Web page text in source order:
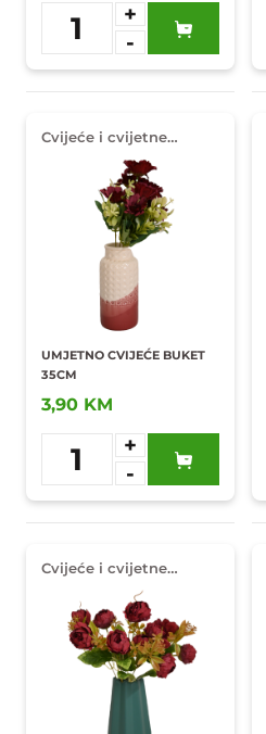
1
+
-
Dodaj u
omiljene
Cvijeće i cvijetne
UMJETNO CVIJEĆE BUKET
35CM
3,90 KM
1
+
-
Dodaj u
omiljene
Cvijeće i cvijetne